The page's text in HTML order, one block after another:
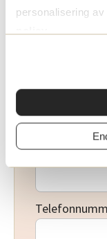
personalisering av
Efternamn